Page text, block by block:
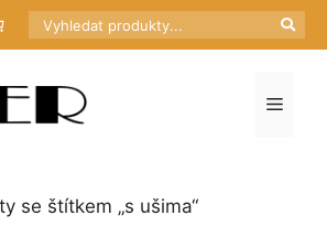
Hledat
Menu
se štítkem „s ušima“